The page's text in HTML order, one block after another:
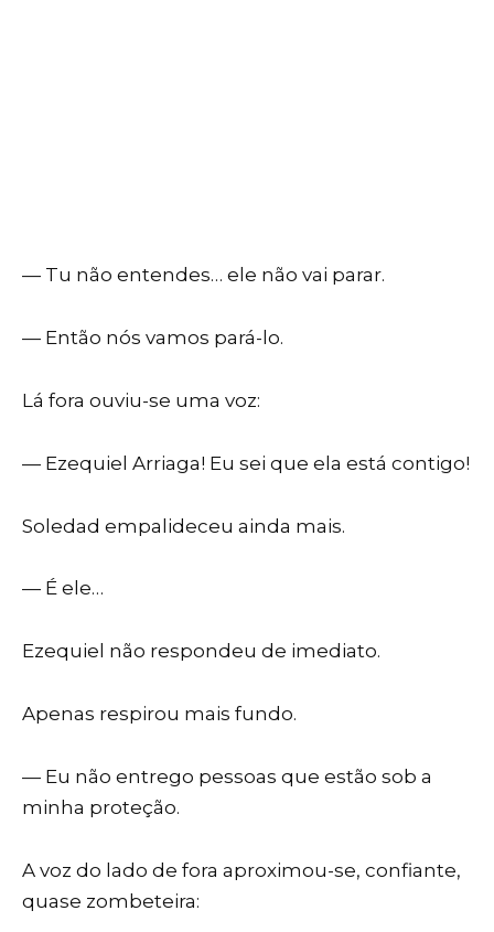
— Tu não entendes… ele não vai parar.
— Então nós vamos pará-lo.
Lá fora ouviu-se uma voz:
— Ezequiel Arriaga! Eu sei que ela está contigo!
Soledad empalideceu ainda mais.
— É ele…
Ezequiel não respondeu de imediato.
Apenas respirou mais fundo.
— Eu não entrego pessoas que estão sob a
minha proteção.
A voz do lado de fora aproximou-se, confiante,
quase zombeteira: